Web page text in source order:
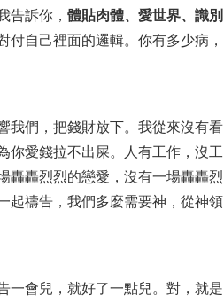
告訴你， 體貼肉體、愛世界、識別
付自己裡面的邏輯。你有多少病，
我們，把錢財放下。我從來沒有看
你愛錢拉不出屎。人有工作，沒工
轟轟烈烈的戀愛，沒有一場轟轟烈
起禱告，我們多麼需要神，從神領
一會兒，就好了一點兒。對，就是